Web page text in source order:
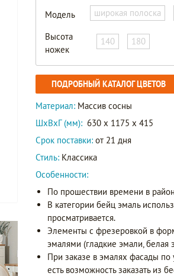
Модель широкая полоска
Высота
ножек
140 180
ПОДРОБНЫЙ КАТАЛОГ ЦВЕТОВ
Материал: Массив сосны
ШxВxГ (мм): 630 x 1175 x 415
Срок поставки: от 21 дня
Стиль: Классика
Особенности:
По прошествии времени в
В категории бейц эмаль
просматривается.
Элементы с фрезеровкой в
эмалями (гладкие эмали, белая
При заказе в эмалях фасады
есть возможность заказать из